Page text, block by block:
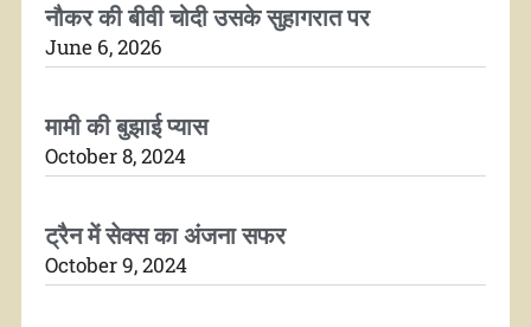
नौकर की बीवी चोदी उसके सुहागरात पर
June 6, 2026
मामी की बुझाई प्यास
October 8, 2024
ट्रैन में सेक्स का अंजना सफर
October 9, 2024